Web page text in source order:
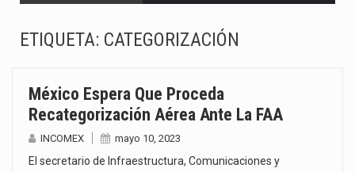
ETIQUETA: CATEGORIZACIÓN
México Espera Que Proceda
Recategorización Aérea Ante La FAA
INCOMEX mayo 10, 2023
El secretario de Infraestructura, Comunicaciones y